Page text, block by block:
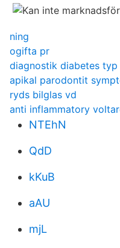
ning
ogifta pr
diagnostik diabetes typ
apikal parodontit
ryds bilglas vd
anti inflammatory
NTEhN
QdD
kKuB
aAU
mjL